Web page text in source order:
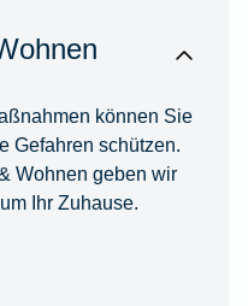
können Sie
Gefahren schützen.
Wohnen geben wir
Ihr Zuhause.